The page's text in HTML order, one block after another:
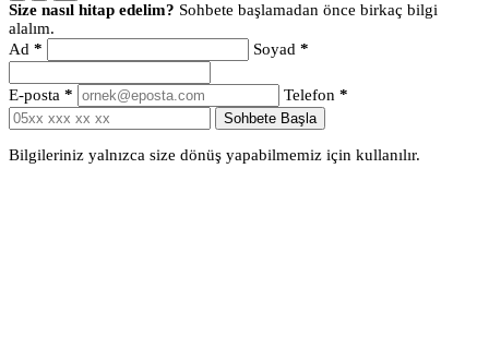
Size nasıl hitap edelim? Sohbete başlamadan önce birkaç bilgi
alalım.
Ad * Soyad *
E-posta * Telefon *
Sohbete Başla
Bilgileriniz yalnızca size dönüş yapabilmemiz için kullanılır.